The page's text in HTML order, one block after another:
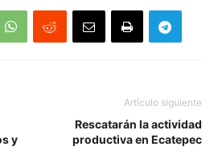
y
Artículo siguiente
Rescatarán la actividad
productiva en Ecatepec